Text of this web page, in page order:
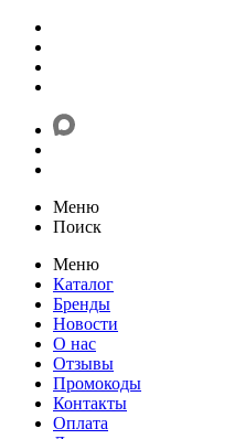
Меню
Поиск
Меню
Каталог
Бренды
Новости
О нас
Отзывы
Промокоды
Контакты
Оплата